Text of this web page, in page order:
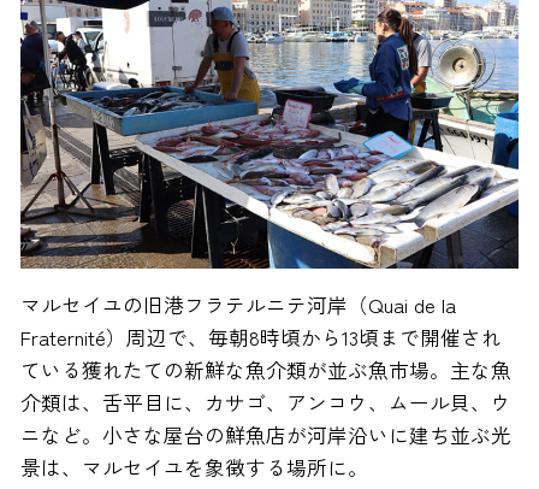
マルセイユの旧港フラテルニテ河岸（Quai de la
Fraternité）周辺で、毎朝8時頃から13頃まで開催され
ている獲れたての新鮮な魚介類が並ぶ魚市場。主な魚
介類は、舌平目に、カサゴ、アンコウ、ムール貝、ウ
ニなど。小さな屋台の鮮魚店が河岸沿いに建ち並ぶ光
景は、マルセイユを象徴する場所に。